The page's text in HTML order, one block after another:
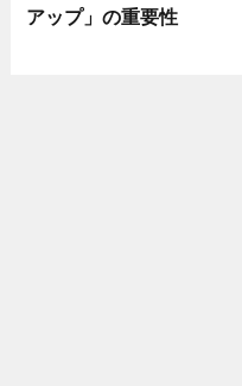
アップ」の重要性